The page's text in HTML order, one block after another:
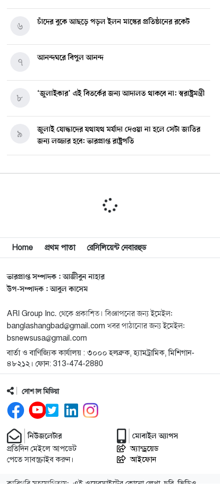
চাঁদের বুকে আছড়ে পড়ল ইলন মাস্কের প্রতিষ্ঠানের রকেট
৬
আনন্দঘরে বিপুল আনন্দ
৭
‘জুলাইকার’ এই বিতর্কের জন্য আদালত থাকবে না: স্বরাষ্ট্রমন্ত্রী
৮
জুলাই যোদ্ধাদের যথাযথ মর্যাদা দেওয়া না হলে সেটা জাতির
জন্য লজ্জার হবে: ভারপ্রাপ্ত রাষ্ট্রপতি
৯
১০
মিশিগানে দক্ষিণ সুরমা ওয়েলফেয়ার অ্যাসোসিয়েশনের
বিশ্বজুড়ে কূটনৈতিক পুনর্বিন্যাস, ৫ অঞ্চলে মিশন বন্ধ করছে
যুক্তরাষ্ট্র
১২
মিশিগানে ফ্রেন্ডস এন্ড ফ্যামিলির বনভোজনে প্রাণের উচ্ছ্বাস
১৩
মিশিগানে ডেমোক্র্যাটদের প্রাইমারিতে আল-সাইয়েদকে হারাতে
কেন এত মরিয়া ইসারায়েলি লবি এআইপ্যাক
১৪
মুনা দাওয়াহ কনফারেন্স ২০২৬ সম্পর্কে প্রেস ব্রিফিং
১৫
শেখ হাসিনার সঙ্গে সংবাদ সম্মেলনে থাকছেন সাকিব আল
হাসান
১৬
যুক্তরাষ্ট্রকে ছাড়ে বাধ্য করতে কোন কৌশলে ওয়াশিংটনের ওপর
চাপ বাড়াচ্ছে ইরান
১৭
ওয়ান
১৮
Home প্রথম পাতা রেসিলিয়েন্ট নেবারহুড
ভারপ্রাপ্ত সম্পাদক : আজীবুন নাহার
উপ-সম্পাদক : আবুল কাসেম
ARI Group Inc. থেকে প্রকাশিত। বিজ্ঞাপনের জন্য ইমেইল:
banglashangbad@gmail.com খবর পাঠানোর জন্য ইমেইল:
bsnewsusa@gmail.com
বার্তা ও বাণিজ্যিক কার্যালয় : ৩০০০ হলব্রুক, হ্যামট্রামিক, মিশিগান-
৪৮২১২। ফোন: 313-474-2880
সোশ্যাল মিডিয়া
নিউজলেটার
প্রতিদিন মেইলে আপডেট
পেতে সাবস্ক্রাইব করুন।
মোবাইল অ্যাপস
অ্যান্ড্রয়েড
আইফোন
কারিগরি সহযোগিতায়: এই ওয়েবসাইটের কোনো লেখা, ছবি, ভিডিও